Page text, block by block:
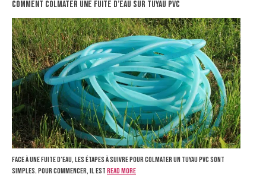
comment colmater une fuite d’eau sur tuyau pvc
Face à une fuite d’eau, les étapes à suivre pour colmater un tuyau PVC sont
simples. Pour commencer, il estRead more